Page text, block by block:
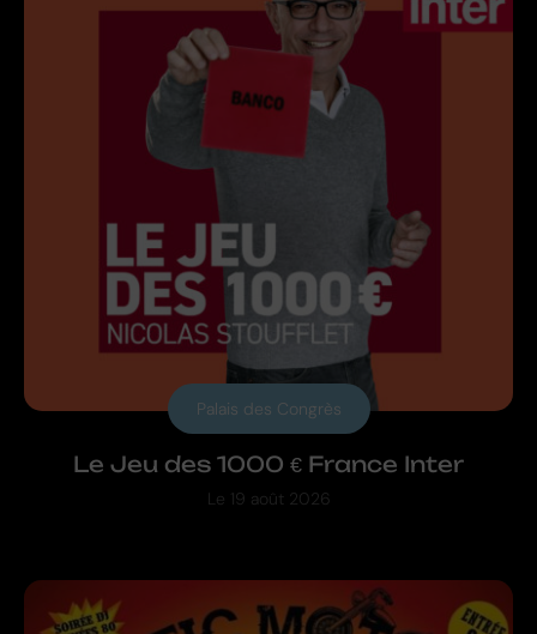
Le Jeu des 1000 € France Inter
Palais des Congrès
Le 19 août 2026